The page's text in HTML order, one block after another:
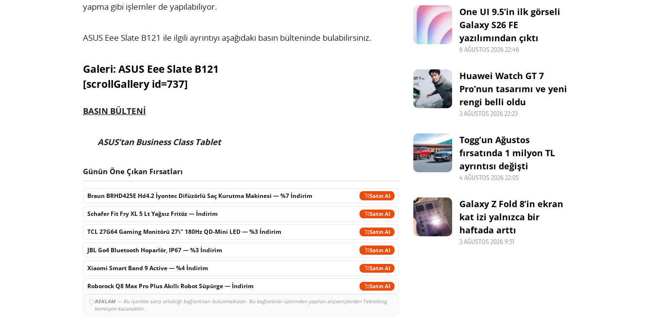
yapma gibi işlemler de yapılabiliyor.
ASUS Eee Slate B121 ile ilgili ayrıntıyı aşağıdaki basın bülteninde bulabilirsiniz.
Galeri: ASUS Eee Slate B121
[scrollGallery id=737]
BASIN BÜLTENİ
ASUS’tan Business Class Tablet
Günün Öne Çıkan Fırsatları
Braun BRHD425E Hd4.2 İyontec Difüzörlü Saç Kurutma Makinesi — %7 İndirim Satın Al
Schafer Fit Fry XL 5 Lt Yağsız Fritöz — İndirim Satın Al
TCL 27G64 Gaming Monitörü 27\" 180Hz QD-Mini LED — %3 İndirim Satın Al
JBL Go4 Bluetooth Hoparlör, IP67 — %3 İndirim Satın Al
Xiaomi Smart Band 9 Active — %4 İndirim Satın Al
Roborock Q8 Max Pro Plus Akıllı Robot Süpürge — İndirim Satın Al
REKLAM— Bu içerikte satış ortaklığı bağlantıları bulunmaktadır. Bu bağlantılar üzerinden yapılan alışverişlerden Teknoblog
komisyon kazanabilir.
One UI 9.5’in ilk görseli
Galaxy S26 FE
yazılımından çıktı
6 AĞUSTOS 2026 22:46
Huawei Watch GT 7
Pro’nun tasarımı ve yeni
rengi belli oldu
3 AĞUSTOS 2026 22:23
Togg’un Ağustos
fırsatında 1 milyon TL
ayrıntısı değişti
4 AĞUSTOS 2026 22:05
Galaxy Z Fold 8’in ekran
kat izi yalnızca bir
haftada arttı
3 AĞUSTOS 2026 9:51